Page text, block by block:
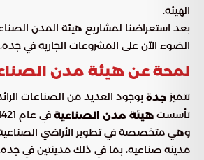
الهيئة.
بعد استعراضنا لمشاريع هيئة المدن
الضوء الآن على المشروعات الجارية في جدة،
لمحة عن هيئة مدن
تتميز جدة بوجود العديد من الصناعات
تأسست هيئة مدن الصناعية
مدينة صناعية، بما في ذلك مدينتين في